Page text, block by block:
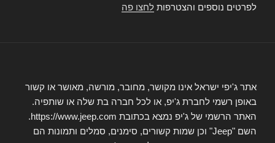
לפרטים נוספים והצטרפות לחצו פה
אתר ג'יפי ישראל אינו מקושר, מחובר, מורשה, מאושר או קשור
באופן רשמי לחברת ג'יפ, או לכל חברה בת שלה או שותפיה.
האתר הרשמי של ג'יפ נמצא בכתובת https://www.jeep.com.
השם "Jeep" וכן שמות קשורים, סימנים, סמלים ותמונות הם